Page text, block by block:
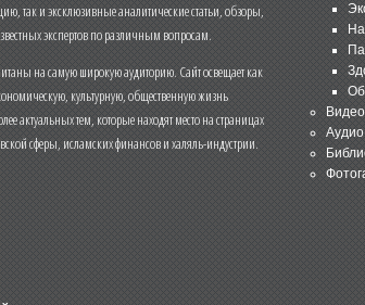
так и эксклюзивные аналитические статьи, обзоры,
экспертов по различным вопросам.
на самую широкую аудиторию. Сайт освещает как
культурную, общественную жизнь
актуальных тем, которые находят место на страницах
сферы, исламских финансов и халяль-индустрии.
Видео
Аудио